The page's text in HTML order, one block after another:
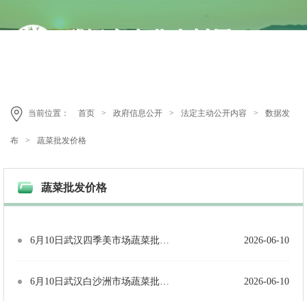
当前位置： 首页 > 政府信息公开 > 法定主动公开内容 > 数据发
布 > 蔬菜批发价格
蔬菜批发价格
2026-06-10
2026-06-10